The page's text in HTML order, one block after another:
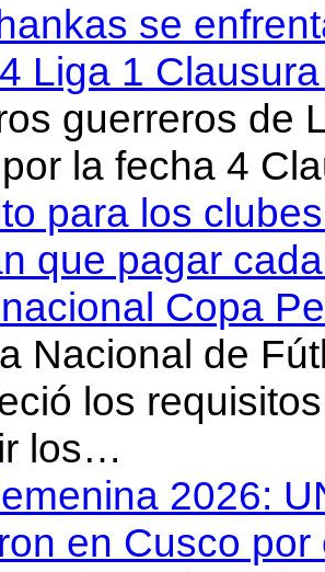
se
Liga 1
guerreros de
la fecha 4
para los
que pagar
Copa
Nacional de
los
los…
2026:
en Cusco